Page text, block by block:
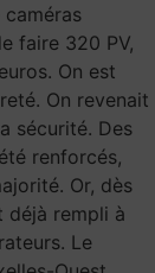
faire 320 PV,
On est
On revenait
sécurité. Des
renforcés,
Or, dès
déjà rempli à
Le